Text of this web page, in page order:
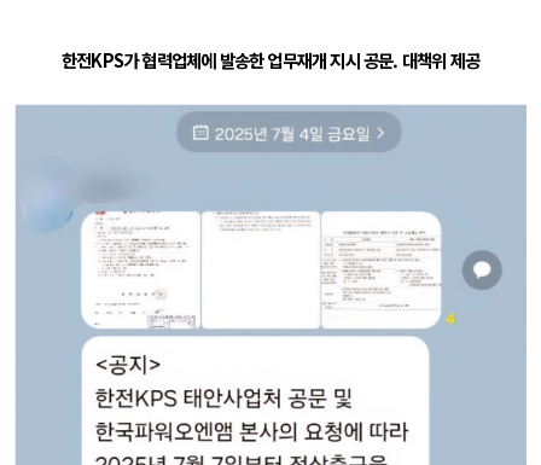
한전KPS가 협력업체에 발송한 업무재개 지시 공문. 대책위 제공